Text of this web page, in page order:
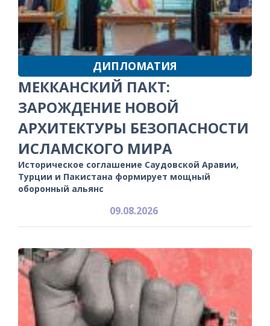
ДИПЛОМАТИЯ
МЕККАНСКИЙ ПАКТ:
ЗАРОЖДЕНИЕ НОВОЙ
АРХИТЕКТУРЫ БЕЗОПАСНОСТИ
ИСЛАМСКОГО МИРА
Историческое соглашение Саудовской Аравии,
Турции и Пакистана формирует мощный
оборонный альянс
09.08.2026